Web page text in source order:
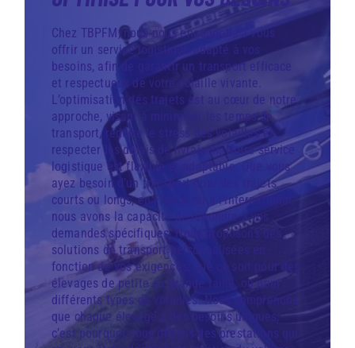
Chez TBPFM, nous nous engageons à vous
offrir un service logistique adapté à vos
besoins, afin de garantir un transport efficace
et respectueux de votre volaille vivante.
L’optimisation des trajets est au cœur de notre
approche, visant à minimiser les temps de
transport, réduire le stress des volailles et
respecter les délais de livraison. Notre service
logistique est flexible et adaptable. Que vous
ayez besoin d’un transport pour des trajets
courts ou longs, en France ou à l’international,
nous avons la capacité de répondre à vos
demandes spécifiques. Nous proposons des
solutions de transport personnalisées en
fonction de vos exigences, que ce soit pour des
élevages de petite ou grande taille, ou pour
différents types de volailles. Nous comprenons
que chaque élevage a des besoins uniques,
c’est pourquoi nous offrons des prestations qui